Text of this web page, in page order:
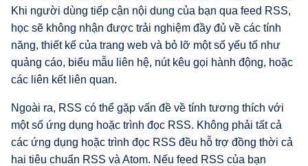
Khi người dùng tiếp cận nội dung của bạn qua feed RSS,
học sẽ không nhận được trải nghiệm đầy đủ về các tính
năng, thiết kế của trang web và bỏ lỡ một số yếu tố như
quảng cáo, biểu mẫu liên hệ, nút kêu gọi hành động, hoặc
các liên kết liên quan.
Ngoài ra, RSS có thể gặp vấn đề về tính tương thích với
một số ứng dụng hoặc trình đọc RSS. Không phải tất cả
các ứng dụng hoặc trình đọc RSS đều hỗ trợ đồng thời cả
hai tiêu chuẩn RSS và Atom. Nếu feed RSS của bạn